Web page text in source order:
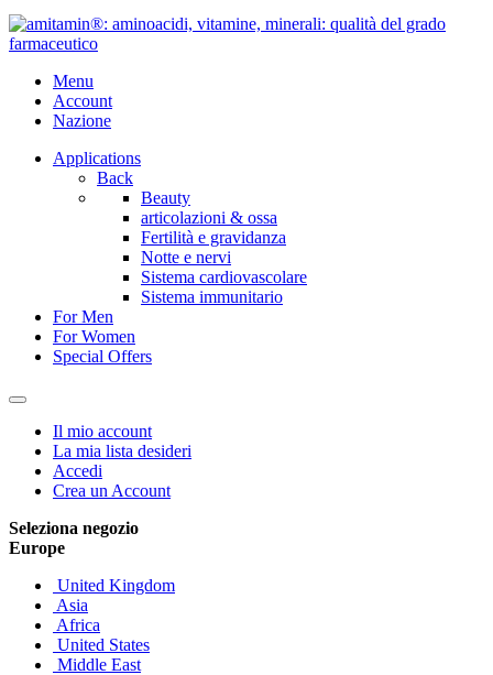
Menu
Account
Nazione
Applications
Back
Beauty
articolazioni & ossa
Fertilità e gravidanza
Notte e nervi
Sistema cardiovascolare
Sistema immunitario
For Men
For Women
Special Offers
Il mio account
La mia lista desideri
Accedi
Crea un Account
Seleziona negozio
Europe
United Kingdom
Asia
Africa
United States
Middle East